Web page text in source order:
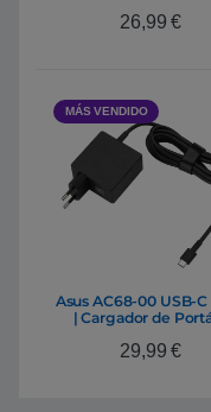
26,99€
MÁS VENDIDO
Asus AC68-00 USB-
| Cargador de
29,99€